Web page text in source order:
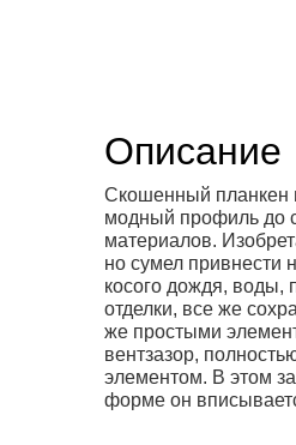
Описание
Скошенный планкен
модный профиль до
материалов.
но сумел привнести
косого дождя, воды,
отделки, все же
же простыми
вентзазор,
элементом. В этом
форме он